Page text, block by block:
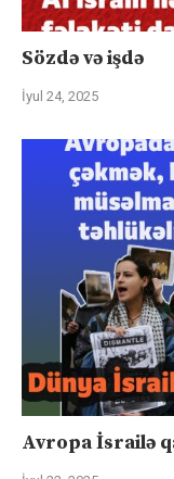
Sözdə və işdə
İyul 24, 2025
Avropa İsrailə